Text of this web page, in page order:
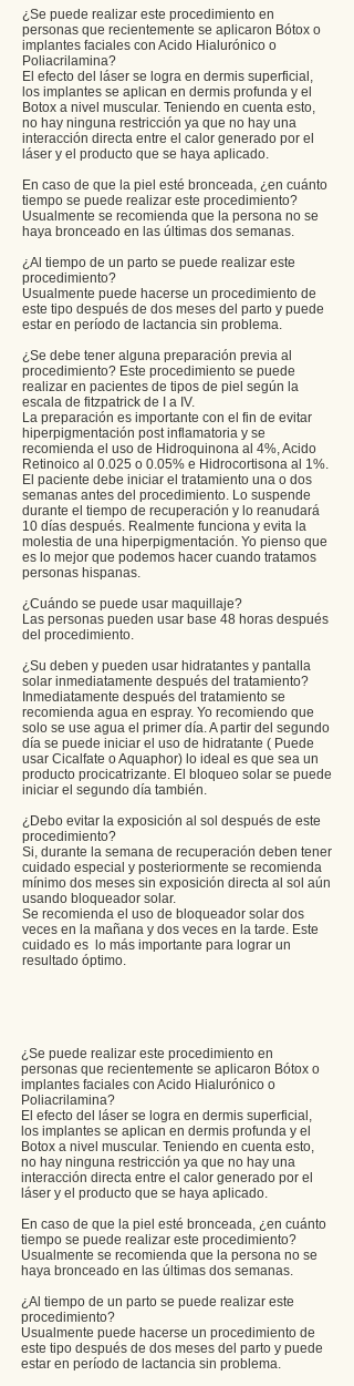
¿Se puede realizar este procedimiento en
personas que recientemente se aplicaron Bótox o
implantes faciales con Acido Hialurónico o
Poliacrilamina?
El efecto del láser se logra en dermis superficial,
los implantes se aplican en dermis profunda y el
Botox a nivel muscular. Teniendo en cuenta esto,
no hay ninguna restricción ya que no hay una
interacción directa entre el calor generado por el
láser y el producto que se haya aplicado.
En caso de que la piel esté bronceada, ¿en cuánto
tiempo se puede realizar este procedimiento?
Usualmente se recomienda que la persona no se
haya bronceado en las últimas dos semanas.
¿Al tiempo de un parto se puede realizar este
procedimiento?
Usualmente puede hacerse un procedimiento de
este tipo después de dos meses del parto y puede
estar en período de lactancia sin problema.
¿Se debe tener alguna preparación previa al
procedimiento? Este procedimiento se puede
realizar en pacientes de tipos de piel según la
escala de fitzpatrick de I a IV.
La preparación es importante con el fin de evitar
hiperpigmentación post inflamatoria y se
recomienda el uso de Hidroquinona al 4%, Acido
Retinoico al 0.025 o 0.05% e Hidrocortisona al 1%.
El paciente debe iniciar el tratamiento una o dos
semanas antes del procedimiento. Lo suspende
durante el tiempo de recuperación y lo reanudará
10 días después. Realmente funciona y evita la
molestia de una hiperpigmentación. Yo pienso que
es lo mejor que podemos hacer cuando tratamos
personas hispanas.
¿Cuándo se puede usar maquillaje?
Las personas pueden usar base 48 horas después
del procedimiento.
¿Su deben y pueden usar hidratantes y pantalla
solar inmediatamente después del tratamiento?
Inmediatamente después del tratamiento se
recomienda agua en espray. Yo recomiendo que
solo se use agua el primer día. A partir del segundo
día se puede iniciar el uso de hidratante ( Puede
usar Cicalfate o Aquaphor) lo ideal es que sea un
producto procicatrizante. El bloqueo solar se puede
iniciar el segundo día también.
¿Debo evitar la exposición al sol después de este
procedimiento?
Si, durante la semana de recuperación deben tener
cuidado especial y posteriormente se recomienda
mínimo dos meses sin exposición directa al sol aún
usando bloqueador solar.
Se recomienda el uso de bloqueador solar dos
veces en la mañana y dos veces en la tarde. Este
cuidado es lo más importante para lograr un
resultado óptimo.
¿Se puede realizar este procedimiento en
personas que recientemente se aplicaron Bótox o
implantes faciales con Acido Hialurónico o
Poliacrilamina?
El efecto del láser se logra en dermis superficial,
los implantes se aplican en dermis profunda y el
Botox a nivel muscular. Teniendo en cuenta esto,
no hay ninguna restricción ya que no hay una
interacción directa entre el calor generado por el
láser y el producto que se haya aplicado.
En caso de que la piel esté bronceada, ¿en cuánto
tiempo se puede realizar este procedimiento?
Usualmente se recomienda que la persona no se
haya bronceado en las últimas dos semanas.
¿Al tiempo de un parto se puede realizar este
procedimiento?
Usualmente puede hacerse un procedimiento de
este tipo después de dos meses del parto y puede
estar en período de lactancia sin problema.